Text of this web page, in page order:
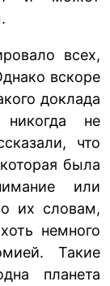
всех,
вскоре
доклада
не
что
была
или
их словам,
немного
Такие
планета